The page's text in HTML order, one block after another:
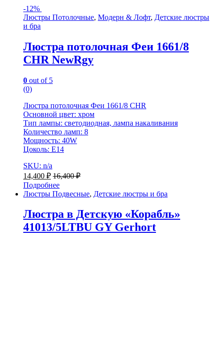
-12%
Люстры Потолочные, Модерн & Лофт, Детские люстры
и бра
Люстра потолочная Феи 1661/8
CHR NewRgy
0 out of 5
(0)
Люстра потолочная Феи 1661/8 CHR
Основной цвет: хром
Тип лампы: светодиодная, лампа накаливания
Количество ламп: 8
Мощность: 40W
Цоколь: E14
SKU: n/a
14,400 ₽ 16,400₽
Подробнее
Люстры Подвесные, Детские люстры и бра
Люстра в Детскую «Корабль»
41013/5LTBU GY Gerhort